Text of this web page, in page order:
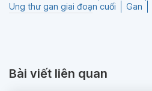
Ung thư gan giai đoạn cuối
Gan
Bài viết liên quan